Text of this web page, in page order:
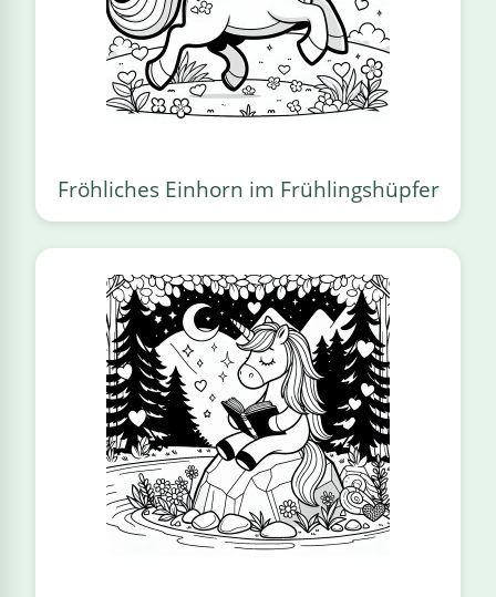
Fröhliches Einhorn im Frühlingshüpfer